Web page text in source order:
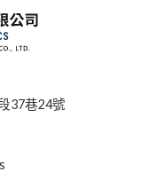
37巷24號